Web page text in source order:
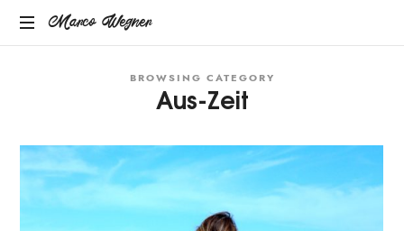
Marco
Marco Wegner
BROWSING CATEGORY
Aus-Zeit